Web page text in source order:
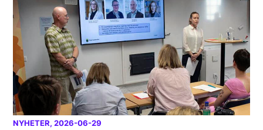
NYHETER, 2026-06-29